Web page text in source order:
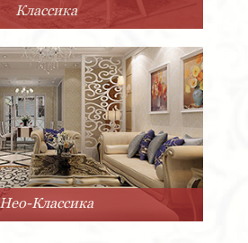
Классика
Нео-Классика